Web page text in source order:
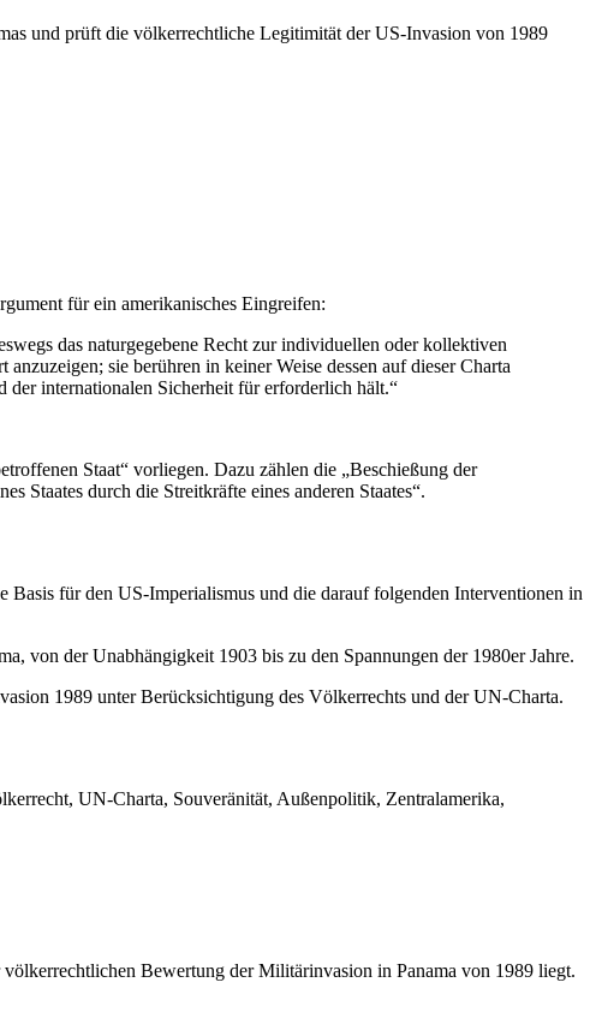
und prüft die völkerrechtliche Legitimität der US-Invasion von 1989
für ein amerikanisches Eingreifen:
das naturgegebene Recht zur individuellen oder kollektiven
sie berühren in keiner Weise dessen auf dieser Charta
der internationalen Sicherheit für erforderlich hält.“
Staat“ vorliegen. Dazu zählen die „Beschießung der
Staates durch die Streitkräfte eines anderen Staates“.
Basis für den US-Imperialismus und die darauf folgenden Interventionen in
von der Unabhängigkeit 1903 bis zu den Spannungen der 1980er Jahre.
1989 unter Berücksichtigung des Völkerrechts und der UN-Charta.
UN-Charta, Souveränität, Außenpolitik, Zentralamerika,
Bewertung der Militärinvasion in Panama von 1989 liegt.